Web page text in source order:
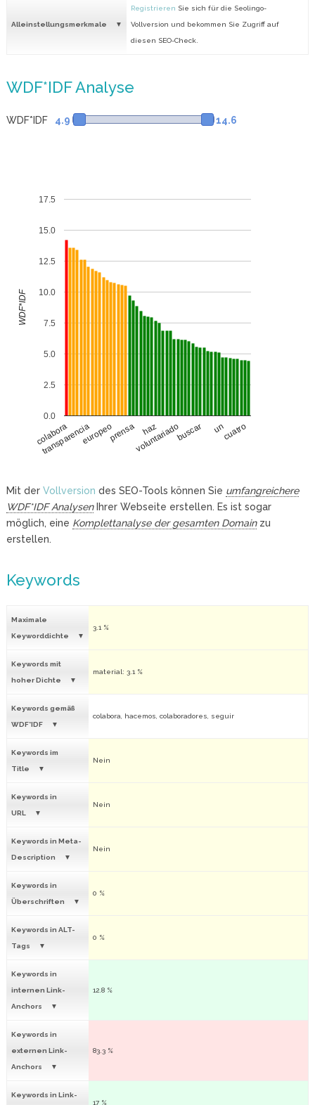
Alleinstellungsmerkmale
Registrieren Sie sich für die Seolingo-
Vollversion und bekommen Sie Zugriff auf
diesen SEO-Check.
WDF*IDF Analyse
WDF*IDF 4.9 14.6
colabora
transparenciaeuropeoprensa haz
voluntariadobuscar uncuatro
0.0
2.5
5.0
7.5
10.0
12.5
15.0
17.5
WDF*IDF
Mit der Vollversion des SEO-Tools können Sie umfangreichere
WDF*IDF AnalysenIhrer Webseite erstellen. Es ist sogar
möglich, eine Komplettanalyse der gesamten Domainzu
erstellen.
Keywords
Maximale
Keyworddichte
3.1 %
Keywords mit
hoher Dichte
material: 3.1 %
Keywords gemäß
WDF*IDF
colabora, hacemos, colaboradores, seguir
Keywords im
Title
Nein
Keywords in
URL
Nein
Keywords in Meta-
Description
Nein
Keywords in
Überschriften
0 %
Keywords in ALT-
Tags
0 %
Keywords in
internen Link-
Anchors
12.8 %
Keywords in
externen Link-
Anchors
83.3 %
Keywords in Link-
17 %